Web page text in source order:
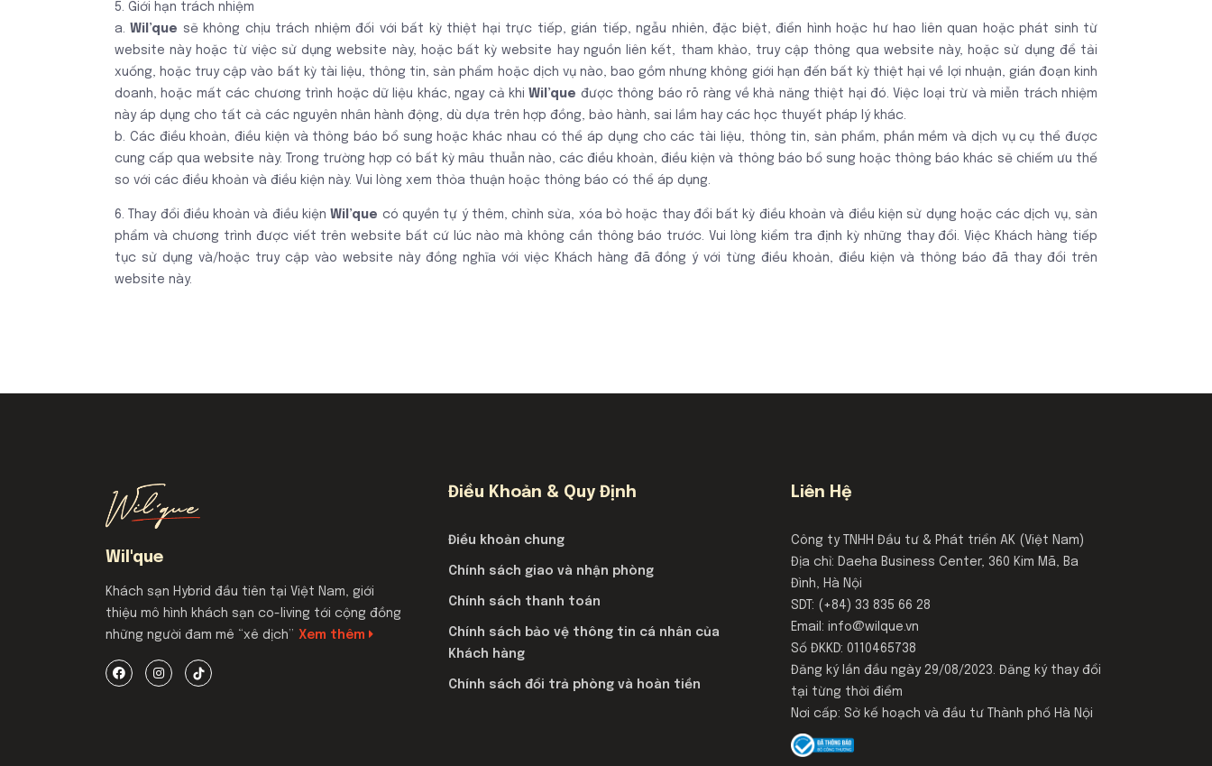
5. Giới hạn trách nhiệm
a.Wil’que sẽ không chịu trách nhiệm đối với bất kỳ thiệt hại trực tiếp, gián tiếp, ngẫu nhiên, đặc biệt, điển hình hoặc hư hao liên quan hoặc phát sinh từ
website này hoặc từ việc sử dụng website này, hoặc bất kỳ website hay nguồn liên kết, tham khảo, truy cập thông qua website này, hoặc sử dụng để tải
xuống, hoặc truy cập vào bất kỳ tài liệu, thông tin, sản phẩm hoặc dịch vụ nào, bao gồm nhưng không giới hạn đến bất kỳ thiệt hại về lợi nhuận, gián đoạn kinh
doanh, hoặc mất các chương trình hoặc dữ liệu khác, ngay cả khiWil’que được thông báo rõ ràng về khả năng thiệt hại đó. Việc loại trừ và miễn trách nhiệm
này áp dụng cho tất cả các nguyên nhân hành động, dù dựa trên hợp đồng, bảo hành, sai lầm hay các học thuyết pháp lý khác.
b. Các điều khoản, điều kiện và thông báo bổ sung hoặc khác nhau có thể áp dụng cho các tài liệu, thông tin, sản phẩm, phần mềm và dịch vụ cụ thể được
cung cấp qua website này. Trong trường hợp có bất kỳ mâu thuẫn nào, các điều khoản, điều kiện và thông báo bổ sung hoặc thông báo khác sẽ chiếm ưu thế
so với các điều khoản và điều kiện này. Vui lòng xem thỏa thuận hoặc thông báo có thể áp dụng.
6. Thay đổi điều khoản và điều kiệnWil’que có quyền tự ý thêm, chỉnh sửa, xóa bỏ hoặc thay đổi bất kỳ điều khoản và điều kiện sử dụng hoặc các dịch vụ, sản
phẩm và chương trình được viết trên website bất cứ lúc nào mà không cần thông báo trước. Vui lòng kiểm tra định kỳ những thay đổi. Việc Khách hàng tiếp
tục sử dụng và/hoặc truy cập vào website này đồng nghĩa với việc Khách hàng đã đồng ý với từng điều khoản, điều kiện và thông báo đã thay đổi trên
website này.
Wil'que
Khách sạn Hybrid đầu tiên tại Việt Nam, giới
thiệu mô hình khách sạn co-living tới cộng đồng
những người đam mê “xê dịch” Xem thêm
Điều Khoản & Quy Định
Điều khoản chung
Chính sách giao và nhận phòng
Chính sách thanh toán
Chính sách bảo vệ thông tin cá nhân của
Khách hàng
Chính sách đổi trả phòng và hoàn tiền
Liên Hệ
Công ty TNHH Đầu tư & Phát triển AK (Việt Nam)
Địa chỉ: Daeha Business Center, 360 Kim Mã, Ba
Đình, Hà Nội
SDT: (+84) 33 835 66 28
Email: info@wilque.vn
Số ĐKKD: 0110465738
Đăng ký lần đầu ngày 29/08/2023. Đăng ký thay đổi
tại từng thời điểm
Nơi cấp: Sở kế hoạch và đầu tư Thành phố Hà Nội